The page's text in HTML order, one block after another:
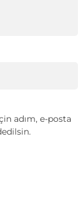
adım, e-posta